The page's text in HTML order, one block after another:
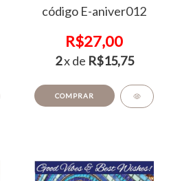
código E-aniver012
R$27,00
2x de R$15,75
COMPRAR